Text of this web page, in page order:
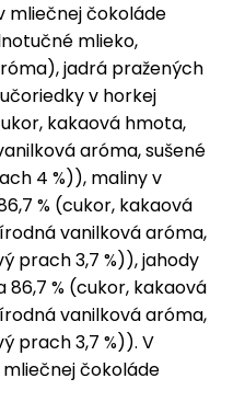
mliečnej čokoláde
mlieko,
jadrá pražených
v horkej
kakaová hmota,
aróma, sušené
4 %)), maliny v
% (cukor, kakaová
vanilková aróma,
prach 3,7 %)), jahody
% (cukor, kakaová
vanilková aróma,
prach 3,7 %)). V
mliečnej čokoláde